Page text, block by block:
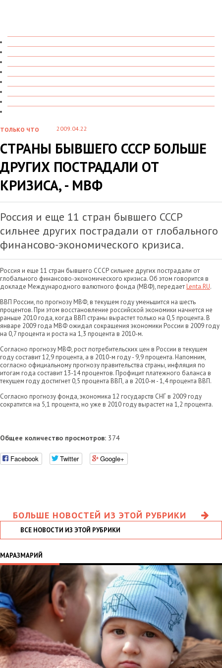
ТОЛЬКО ЧТО 2009.04.22
СТРАНЫ БЫВШЕГО СССР БОЛЬШЕ
ДРУГИХ ПОСТРАДАЛИ ОТ
КРИЗИСА, - МВФ
Россия и еще 11 стран бывшего СССР
сильнее других пострадали от глобального
финансово-экономического кризиса.
Россия и еще 11 стран бывшего СССР сильнее других пострадали от
глобального финансово-экономического кризиса. Об этом говорится в
докладе Международного валютного фонда (МВФ), передаетLenta.RU.
ВВП России, по прогнозу МВФ, в текущем году уменьшится на шесть
процентов. При этом восстановление российской экономики начнется не
раньше 2010 года, когда ВВП страны вырастет только на 0,5 процента. В
январе 2009 года МВФ ожидал сокращения экономики России в 2009 году
на 0,7 процента и роста на 1,3 процента в 2010-м.
Согласно прогнозу МВФ, рост потребительских цен в России в текущем
году составит 12,9 процента, а в 2010-м году - 9,9 процента. Напомним,
согласно официальному прогнозу правительства страны, инфляция по
итогам года составит 13-14 процентов. Профицит платежного баланса в
текущем году достигнет 0,5 процента ВВП, а в 2010-м - 1,4 процента ВВП.
Согласно прогнозу фонда, экономика 12 государств СНГ в 2009 году
сократится на 5,1 процента, но уже в 2010 году вырастет на 1,2 процента.
Общее количество просмотров: 374
Facebook Twitter Google+
БОЛЬШЕ НОВОСТЕЙ ИЗ ЭТОЙ РУБРИКИ
ВСЕ НОВОСТИ ИЗ ЭТОЙ РУБРИКИ
МАРАЗМАРИЙ